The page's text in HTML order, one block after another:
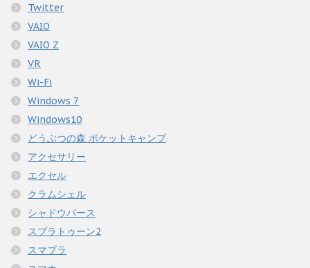
Twitter
VAIO
VAIO Z
VR
Wi-Fi
Windows 7
Windows10
どうぶつの森 ポケットキャンプ
アクセサリー
エクセル
クラムシェル
シャドウバース
スプラトゥーン2
スマブラ